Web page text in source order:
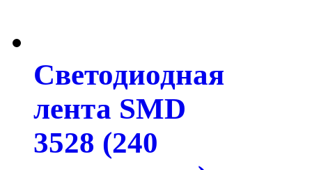
Светодиодная
лента SMD
3528 (240